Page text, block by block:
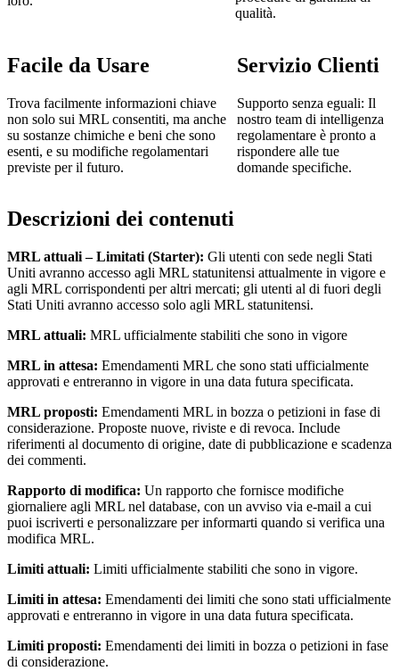
qualità.
Facile da Usare
Trova facilmente informazioni chiave
non solo sui MRL consentiti, ma anche
su sostanze chimiche e beni che sono
esenti, e su modifiche regolamentari
previste per il futuro.
Servizio Clienti
Supporto senza eguali: Il
nostro team di intelligenza
regolamentare è pronto a
rispondere alle tue
domande specifiche.
Descrizioni dei contenuti
MRL attuali – Limitati (Starter): Gli utenti con sede negli Stati
Uniti avranno accesso agli MRL statunitensi attualmente in vigore e
agli MRL corrispondenti per altri mercati; gli utenti al di fuori degli
Stati Uniti avranno accesso solo agli MRL statunitensi.
MRL attuali: MRL ufficialmente stabiliti che sono in vigore
MRL in attesa: Emendamenti MRL che sono stati ufficialmente
approvati e entreranno in vigore in una data futura specificata.
MRL proposti: Emendamenti MRL in bozza o petizioni in fase di
considerazione. Proposte nuove, riviste e di revoca. Include
riferimenti al documento di origine, date di pubblicazione e scadenza
dei commenti.
Rapporto di modifica: Un rapporto che fornisce modifiche
giornaliere agli MRL nel database, con un avviso via e-mail a cui
puoi iscriverti e personalizzare per informarti quando si verifica una
modifica MRL.
Limiti attuali: Limiti ufficialmente stabiliti che sono in vigore.
Limiti in attesa: Emendamenti dei limiti che sono stati ufficialmente
approvati e entreranno in vigore in una data futura specificata.
Limiti proposti: Emendamenti dei limiti in bozza o petizioni in fase
di considerazione.